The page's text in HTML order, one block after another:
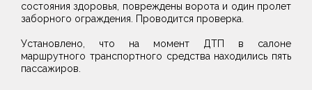
состояния здоровья, повреждены ворота и один пролет
заборного ограждения. Проводится проверка.
Установлено, что на момент ДТП в салоне
маршрутного транспортного средства находились пять
пассажиров.